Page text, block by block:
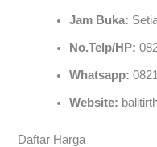
Jam Buka:
No.Telp/HP:
Whatsapp:
Website:
Daftar Harga